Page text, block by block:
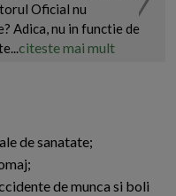
Oficial nu
Adica, nu in functie de
citeste mai mult
de sanatate;
de munca si boli